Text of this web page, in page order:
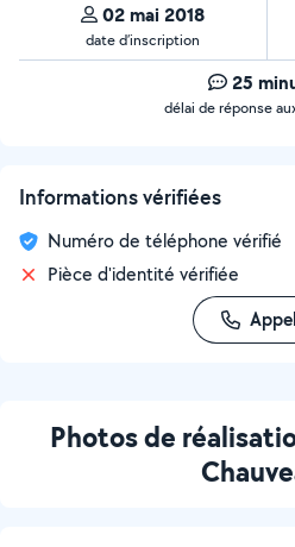
02 mai 2018
date d’inscription
25
délai de réponse
Informations vérifiées
Numéro de téléphone vérifié
Pièce d'identité vérifiée
Photos de